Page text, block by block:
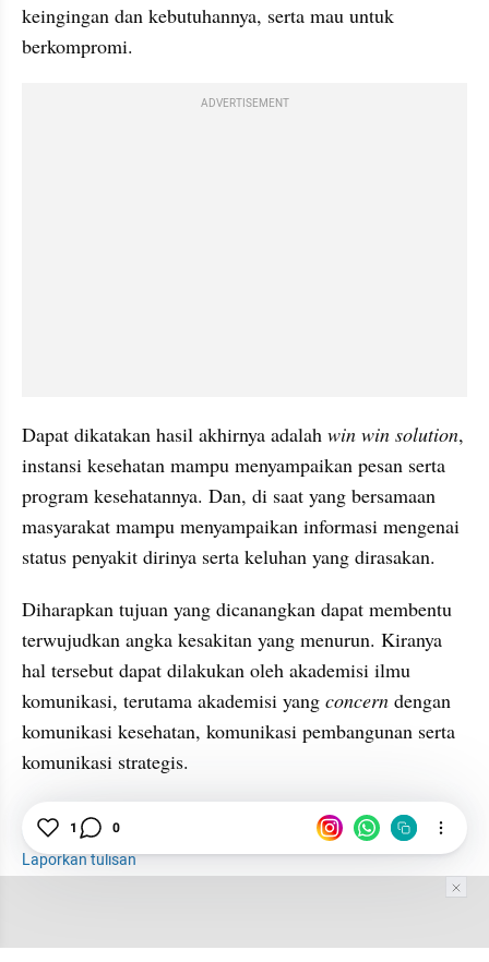
keingingan dan kebutuhannya, serta mau untuk
berkompromi.
ADVERTISEMENT
Dapat dikatakan hasil akhirnya adalah win win solution,
instansi kesehatan mampu menyampaikan pesan serta
program kesehatannya. Dan, di saat yang bersamaan
masyarakat mampu menyampaikan informasi mengenai
status penyakit dirinya serta keluhan yang dirasakan.
Diharapkan tujuan yang dicanangkan dapat membentu
terwujudkan angka kesakitan yang menurun. Kiranya
hal tersebut dapat dilakukan oleh akademisi ilmu
komunikasi, terutama akademisi yang concern dengan
komunikasi kesehatan, komunikasi pembangunan serta
komunikasi strategis.
Komunikasi Akademisi
Pandemi
Laporkan tulisan
1 0